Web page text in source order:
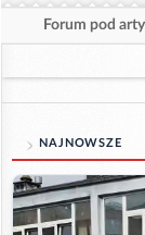
Forum pod
NAJNOWSZE